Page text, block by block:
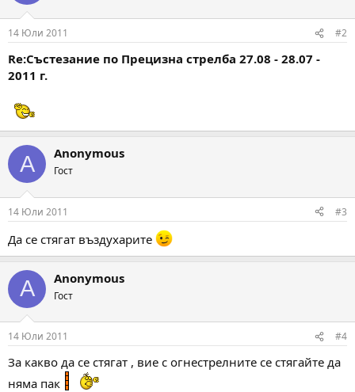
14 Юли 2011 #2
Re:Състезание по Прецизна стрелба 27.08 - 28.07 -
2011 г.
A Anonymous
Гост
14 Юли 2011 #3
Да се стягат въздухарите
A Anonymous
Гост
14 Юли 2011 #4
За какво да се стягат , вие с огнестрелните се стягайте да
няма пак